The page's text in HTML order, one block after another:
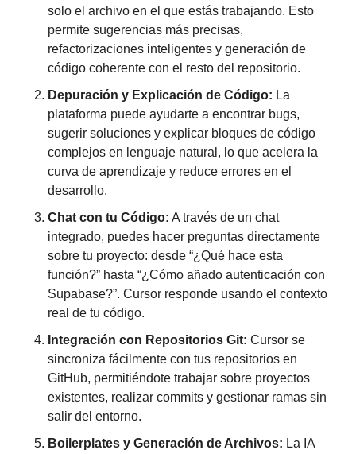
solo el archivo en el que estás trabajando. Esto
permite sugerencias más precisas,
refactorizaciones inteligentes y generación de
código coherente con el resto del repositorio.
Depuración y Explicación de Código: La
plataforma puede ayudarte a encontrar bugs,
sugerir soluciones y explicar bloques de código
complejos en lenguaje natural, lo que acelera la
curva de aprendizaje y reduce errores en el
desarrollo.
Chat con tu Código: A través de un chat
integrado, puedes hacer preguntas directamente
sobre tu proyecto: desde “¿Qué hace esta
función?” hasta “¿Cómo añado autenticación con
Supabase?”. Cursor responde usando el contexto
real de tu código.
Integración con Repositorios Git: Cursor se
sincroniza fácilmente con tus repositorios en
GitHub, permitiéndote trabajar sobre proyectos
existentes, realizar commits y gestionar ramas sin
salir del entorno.
Boilerplates y Generación de Archivos: La IA